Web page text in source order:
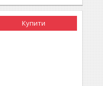
Купити